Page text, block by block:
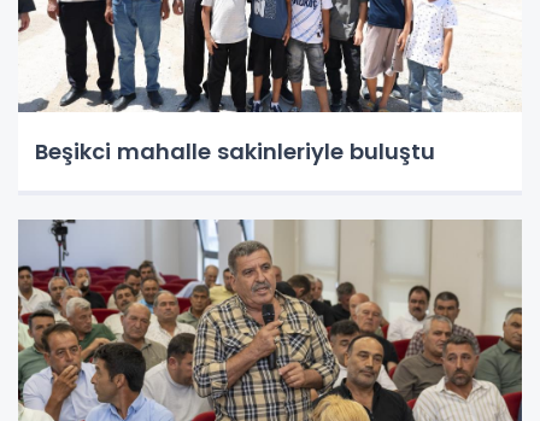
Beşikci mahalle sakinleriyle buluştu